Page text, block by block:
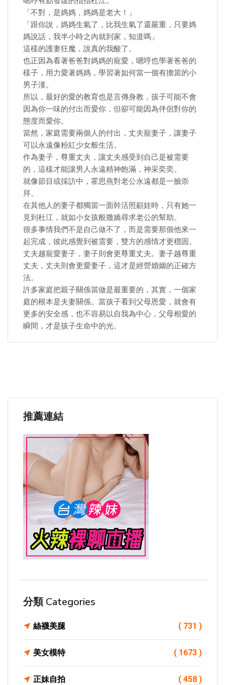
「不對，是媽媽，媽媽是老大！」
「跟你說，媽媽生氣了，比我生氣了還嚴重，只要媽
媽說話，我半小時之內就到家，知道嗎」
這樣的護妻狂魔，說真的我酸了。
也正因為看著爸爸對媽媽的寵愛，嗯哼也學著爸爸的
樣子，用力愛著媽媽，學習著如何當一個有擔當的小
男子漢。
所以，最好的愛的教育也是言傳身教，孩子可能不會
因為你一味的付出而愛你，但卻可能因為伴侶對你的
態度而愛你。
當然，家庭需要兩個人的付出，丈夫寵妻子，讓妻子
可以永遠像粉紅少女般生活。
作為妻子，尊重丈夫，讓丈夫感受到自己是被需要
的，這樣才能讓男人永遠精神飽滿，神采奕奕。
就像節目或採訪中，霍思燕對老公永遠都是一臉崇
拜。
在其他人的妻子都獨當一面幹活照顧娃時，只有她一
見到杜江，就如小女孩般撒嬌尋求老公的幫助。
很多事情我們不是自己做不了，而是需要那個他來一
起完成，彼此感覺到被需要，雙方的感情才更穩固。
丈夫越寵愛妻子，妻子則會更尊重丈夫。妻子越尊重
丈夫，丈夫則會更愛妻子，這才是經營婚姻的正確方
法。
許多家庭把親子關係當做是最重要的，其實，一個家
庭的根本是夫妻關係。當孩子看到父母恩愛，就會有
更多的安全感，也不容易以自我為中心，父母相愛的
瞬間，才是孩子生命中的光。
推薦連結
分類 Categories
絲襪美腿 ( 731 )
美女模特 ( 1673 )
正妹自拍 ( 458 )